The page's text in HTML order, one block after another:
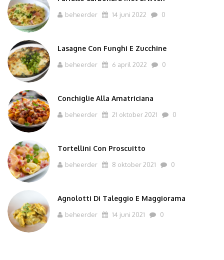
beheerder 14 juni 2022 0
Lasagne Con Funghi E Zucchine
beheerder 6 april 2022 0
Conchiglie Alla Amatriciana
beheerder 21 oktober 2021 0
Tortellini Con Proscuitto
beheerder 8 oktober 2021 0
Agnolotti Di Taleggio E Maggiorama
beheerder 14 juni 2021 0